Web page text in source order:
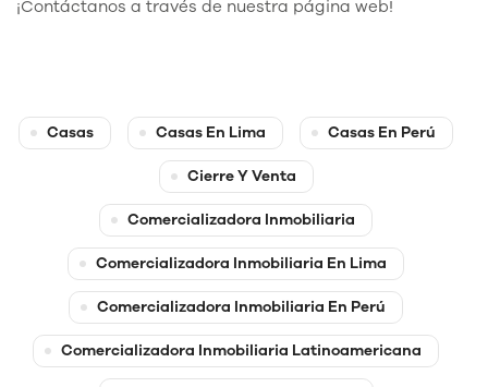
¡Contáctanos a través de nuestra página web!
Casas Casas En Lima Casas En Perú
Cierre Y Venta
Comercializadora Inmobiliaria
Comercializadora Inmobiliaria En Lima
Comercializadora Inmobiliaria En Perú
Comercializadora Inmobiliaria Latinoamericana